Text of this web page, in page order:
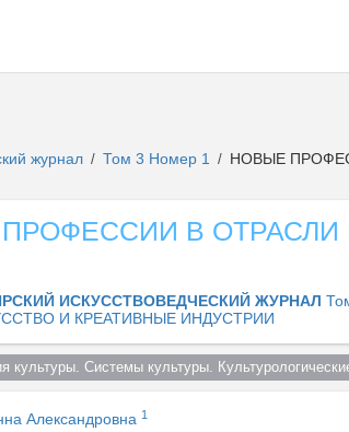
журнал / Том 3 Номер 1 / НОВЫЕ
В ОТРАСЛИ
ИСКУССТВОВЕДЧЕСКИЙ ЖУРНАЛ
И КРЕАТИВНЫЕ ИНДУСТРИИ
Системы культуры.
Александровна 1